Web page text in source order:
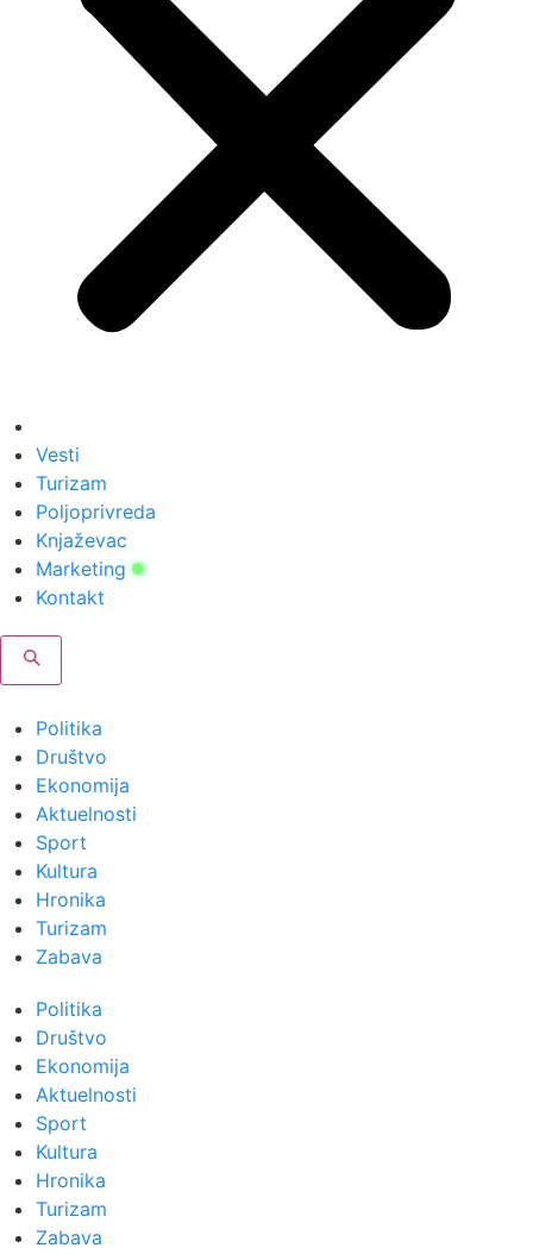
Vesti
Turizam
Poljoprivreda
Knjaževac
Marketing
Kontakt
Politika
Društvo
Ekonomija
Aktuelnosti
Sport
Kultura
Hronika
Turizam
Zabava
Politika
Društvo
Ekonomija
Aktuelnosti
Sport
Kultura
Hronika
Turizam
Zabava